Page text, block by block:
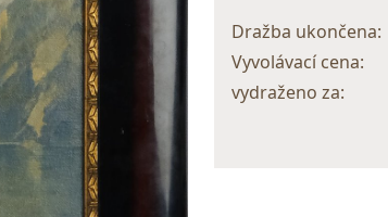
Dražba ukončena:
Vyvolávací cena:
vydraženo za: